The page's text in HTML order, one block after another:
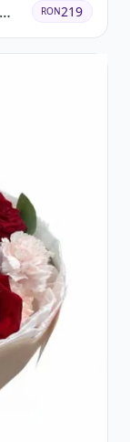
RON219